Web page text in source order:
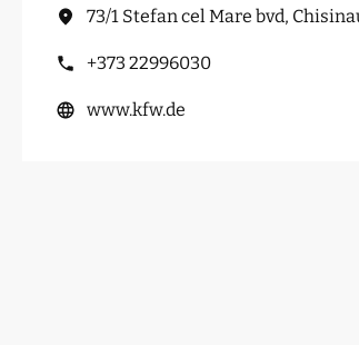
73/1 Stefan cel Mare bvd,
+373 22996030
www.kfw.de